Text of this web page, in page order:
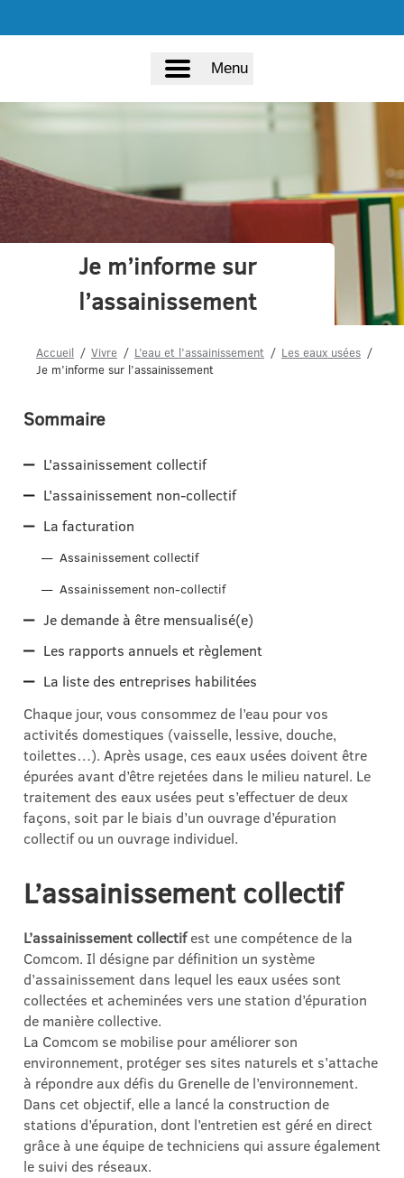
Menu
Je m’informe sur
l’assainissement
Accueil Vivre L’eau et l’assainissement
Les eaux usées
Je m’informe sur l’assainissement
Sommaire
L'assainissement collectif
L'assainissement non-collectif
La facturation
Assainissement collectif
Assainissement non-collectif
Je demande à être mensualisé(e)
Les rapports annuels et règlement
La liste des entreprises habilitées
Chaque jour, vous consommez de l’eau pour vos
activités domestiques (vaisselle, lessive, douche,
toilettes…). Après usage, ces eaux usées doivent être
épurées avant d’être rejetées dans le milieu naturel. Le
traitement des eaux usées peut s’effectuer de deux
façons, soit par le biais d’un ouvrage d’épuration
collectif ou un ouvrage individuel.
L’assainissement collectif
L’assainissement collectifest une compétence de la
Comcom. Il désigne par définition un système
d’assainissement dans lequel les eaux usées sont
collectées et acheminées vers une station d’épuration
de manière collective.
La Comcom se mobilise pour améliorer son
environnement, protéger ses sites naturels et s’attache
à répondre aux défis du Grenelle de l’environnement.
Dans cet objectif, elle a lancé la construction de
stations d’épuration, dont l’entretien est géré en direct
grâce à une équipe de techniciens qui assure également
le suivi des réseaux.